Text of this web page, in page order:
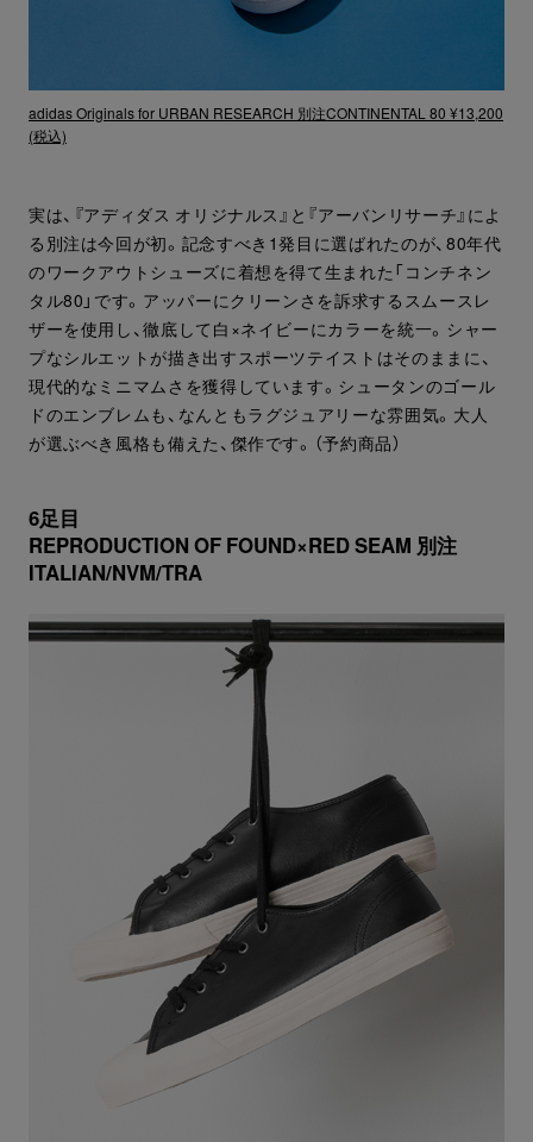
adidas Originals for URBAN RESEARCH 別注CONTINENTAL 80 ¥13,200
(税込)
実は、『アディダス オリジナルス』と『アーバンリサーチ』によ
る別注は今回が初。記念すべき1発目に選ばれたのが、80年代
のワークアウトシューズに着想を得て生まれた「コンチネン
タル80」です。アッパーにクリーンさを訴求するスムースレ
ザーを使用し、徹底して白×ネイビーにカラーを統一。シャー
プなシルエットが描き出すスポーツテイストはそのままに、
現代的なミニマムさを獲得しています。シュータンのゴール
ドのエンブレムも、なんともラグジュアリーな雰囲気。大人
が選ぶべき風格も備えた、傑作です。（予約商品）
6足目
REPRODUCTION OF FOUND×RED SEAM 別注
ITALIAN/NVM/TRA